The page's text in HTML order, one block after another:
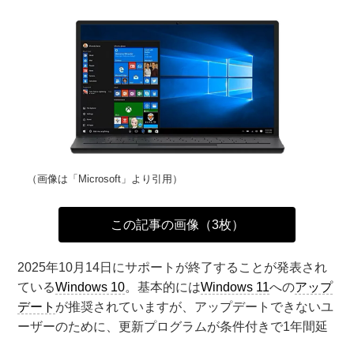
（画像は「Microsoft」より引用）
この記事の画像（3枚）
2025年10月14日にサポートが終了することが発表され
ているWindows 10。基本的にはWindows 11へのアップ
デート が推奨されていますが、アップデートできないユ
ーザーのために、更新プログラムが条件付きで1年間延